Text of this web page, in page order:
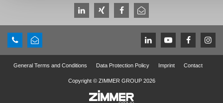
General Terms and Conditions Data Protection Policy Imprint Contact
Copyright © ZIMMER GROUP 2026